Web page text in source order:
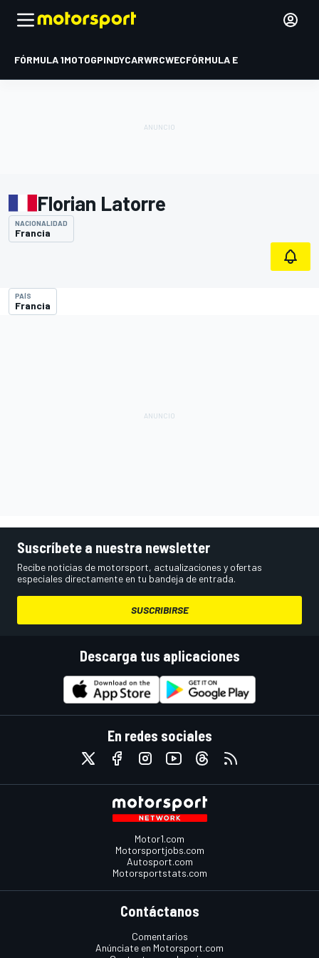
FÓRMULA 1MOTOGPINDYCARWRCWECFÓRMULA E
Florian Latorre
NACIONALIDAD
Francia
PAÍS
Francia
Suscríbete a nuestra newsletter
Recibe noticias de motorsport, actualizaciones y ofertas
especiales directamente en tu bandeja de entrada.
SUSCRIBIRSE
Descarga tus aplicaciones
En redes sociales
Motor1.com
Motorsportjobs.com
Autosport.com
Motorsportstats.com
Contáctanos
Comentarios
Anúnciate en Motorsport.com